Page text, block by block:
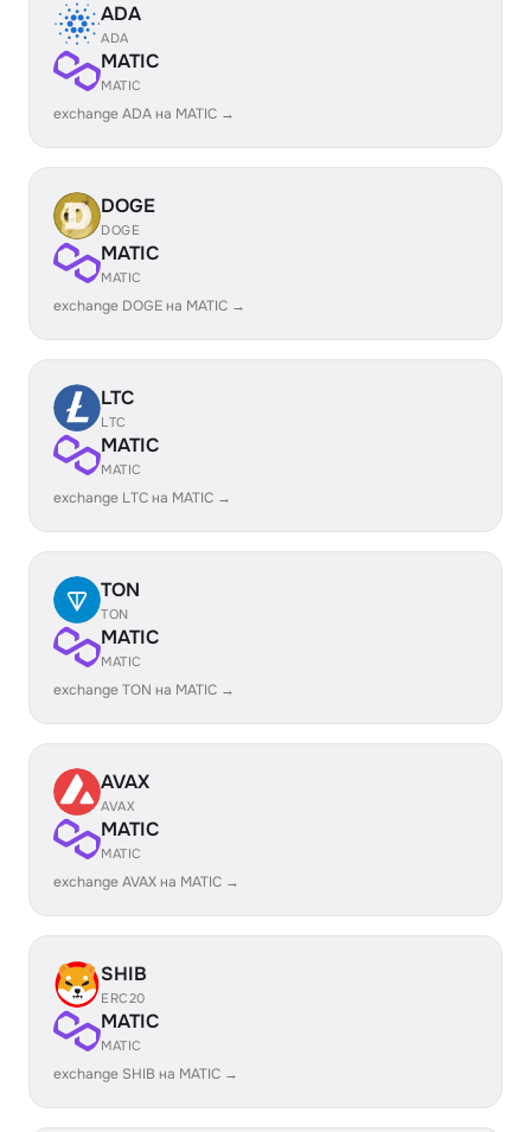
ADA
ADA
MATIC
MATIC
exchange ADA на MATIC →
DOGE
DOGE
MATIC
MATIC
exchange DOGE на MATIC →
LTC
LTC
MATIC
MATIC
exchange LTC на MATIC →
TON
TON
MATIC
MATIC
exchange TON на MATIC →
AVAX
AVAX
MATIC
MATIC
exchange AVAX на MATIC →
SHIB
ERC20
MATIC
MATIC
exchange SHIB на MATIC →